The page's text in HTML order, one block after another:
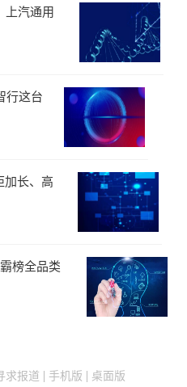
上汽通用
行这台
加长、高
榜全品类
求报道 手机版 桌面版